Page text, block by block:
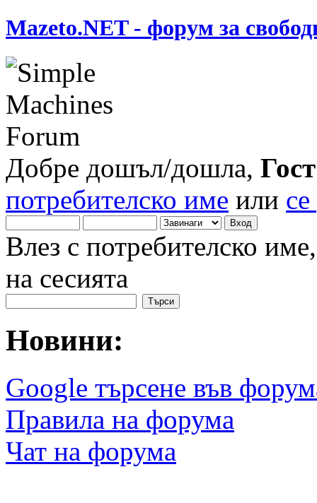
Mazeto.NET - форум за
Добре дошъл/дошла, Гост
потребителско име или
Влез с потребителско
на сесията
Новини:
Google търсене във
Правила на форума
Чат на форума